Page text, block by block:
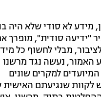
מידע לא סודי שלא היה
"ידיעה סודית", מופרך
מבלי לחשוף כל
האמור, נעשה נגד מרשנו
למקרים שונים
לקוות שנגיעתם האישית